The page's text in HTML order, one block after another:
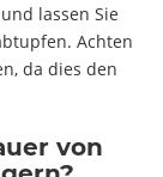
lassen Sie
Achten
da dies den
von